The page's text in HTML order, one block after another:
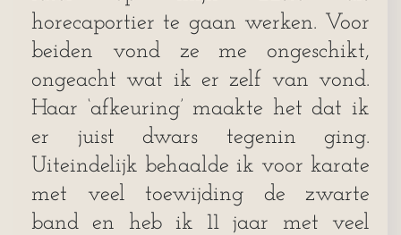
horecaportier te gaan werken. Voor
beiden vond ze me ongeschikt,
ongeacht wat ik er zelf van vond.
Haar ‘afkeuring’ maakte het dat ik
er juist dwars tegenin ging.
Uiteindelijk behaalde ik voor karate
met veel toewijding de zwarte
band en heb ik 11 jaar met veel